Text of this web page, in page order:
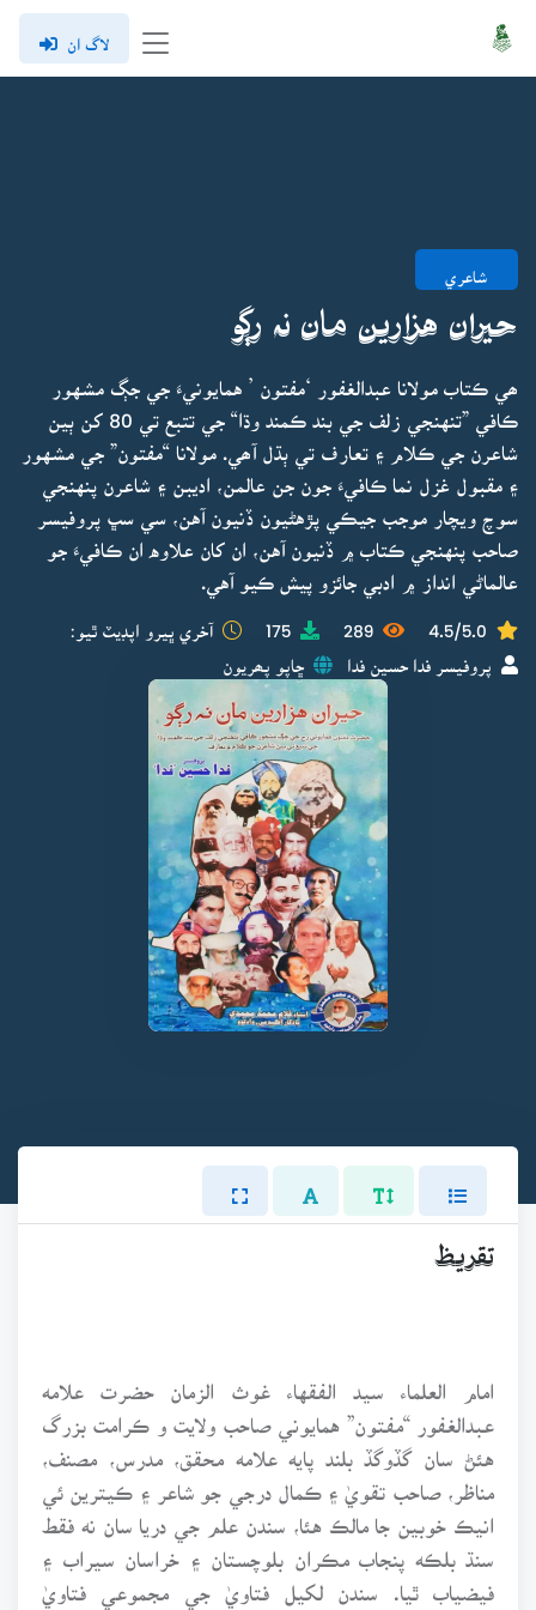
لاگ ان
شاعري
حيران هزارين مان نہ رڳو
ھي ڪتاب مولانا عبدالغفور ‘مفتون ’ همايونيءَ جي جڳ مشهور
ڪافي ”تنهنجي زلف جي بند ڪمند وڌا“ جي تتبع تي 80 کن ٻين
شاعرن جي ڪلام ۽ تعارف تي ٻڌل آھي. مولانا “مفتون” جي مشهور
۽ مقبول غزل نما ڪافيءَ جون جن عالمن، اديبن ۽ شاعرن پنهنجي
سوچ ويچار موجب جيڪي پڙهڻيون ڏنيون آهن، سي سڀ پروفيسر
صاحب پنهنجي ڪتاب ۾ ڏنيون آهن، ان کان علاوه ان ڪافيءَ جو
عالماڻي انداز ۾ ادبي جائزو پيش ڪيو آهي.
4.5/5.0
289
175 آخري ڀيرو اپڊيٽ ٿيو:
پروفيسر فدا حسين فدا ڇاپو پھريون
تقريظ
امام العلماء سيد الفقهاء غوث الزمان حضرت علامه
عبدالغفور “مفتون” همايوني صاحب ولايت و ڪرامت بزرگ
هئڻ سان گڏوگڏ بلند پايه علامه محقق، مدرس، مصنف،
مناظر، صاحب تقويٰ ۽ ڪمال درجي جو شاعر ۽ ڪيترين ئي
انيڪ خوبين جا مالڪ هئا، سندن علم جي دريا سان نه فقط
سنڌ بلڪه پنجاب مڪران بلوچستان ۽ خراسان سيراب ۽
فيضياب ٿيا. سندن لکيل فتاويٰ جي مجموعي فتاويٰ